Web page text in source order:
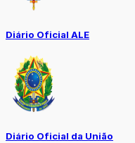
Diário Oficial ALE
Diário Oficial da União